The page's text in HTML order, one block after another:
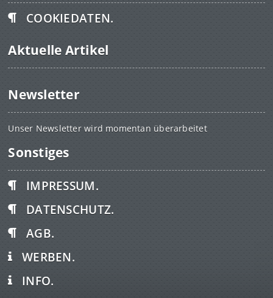
COOKIEDATEN.
Aktuelle Artikel
Newsletter
Unser Newsletter wird momentan überarbeitet
Sonstiges
IMPRESSUM.
DATENSCHUTZ.
AGB.
WERBEN.
INFO.